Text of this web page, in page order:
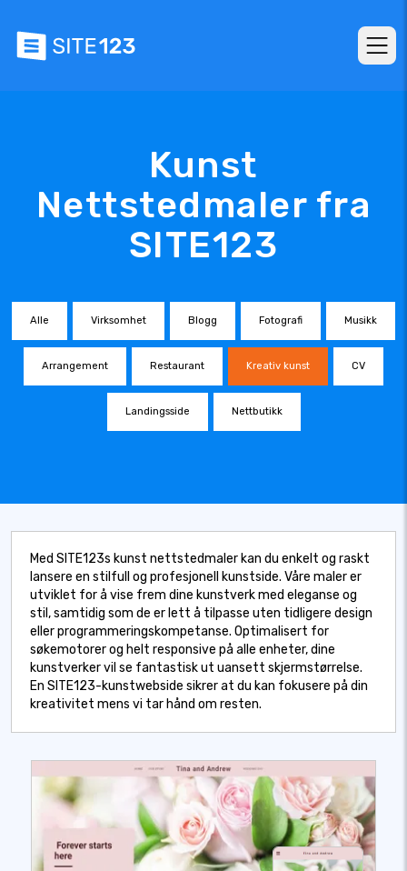
Kunst
Nettstedmaler fra
SITE123
Alle Virksomhet Blogg Fotografi Musikk
Arrangement Restaurant Kreativ kunst CV
Landingsside Nettbutikk
Med SITE123s kunst nettstedmaler kan du enkelt og raskt
lansere en stilfull og profesjonell kunstside. Våre maler er
utviklet for å vise frem dine kunstverk med eleganse og
stil, samtidig som de er lett å tilpasse uten tidligere design
eller programmeringskompetanse. Optimalisert for
søkemotorer og helt responsive på alle enheter, dine
kunstverker vil se fantastisk ut uansett skjermstørrelse.
En SITE123-kunstwebside sikrer at du kan fokusere på din
kreativitet mens vi tar hånd om resten.